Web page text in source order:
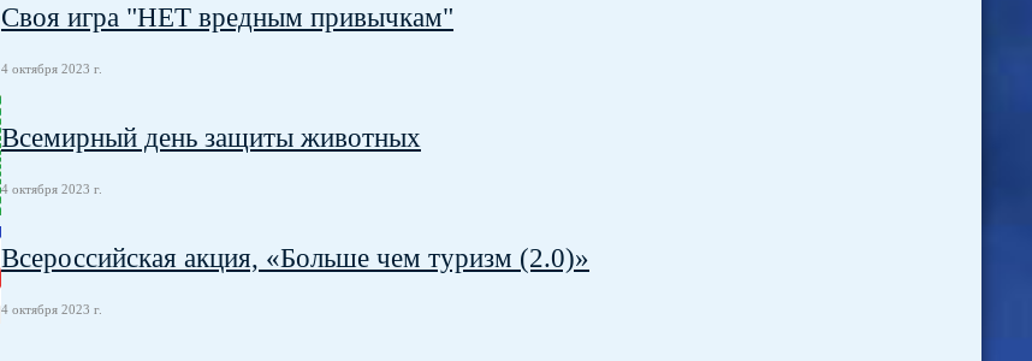
Своя игра "НЕТ вредным привычкам"
4 октября 2023 г.
Всемирный день защиты животных
4 октября 2023 г.
Всероссийская акция, «Больше чем туризм (2.0)»
4 октября 2023 г.